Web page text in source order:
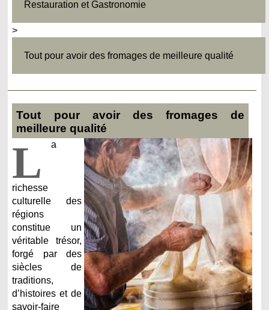
Restauration et Gastronomie
>
Tout pour avoir des fromages de meilleure qualité
Tout pour avoir des fromages de
meilleure qualité
L a
richesse
culturelle des
régions
constitue un
véritable trésor,
forgé par des
siècles de
traditions,
d’histoires et de
savoir-faire